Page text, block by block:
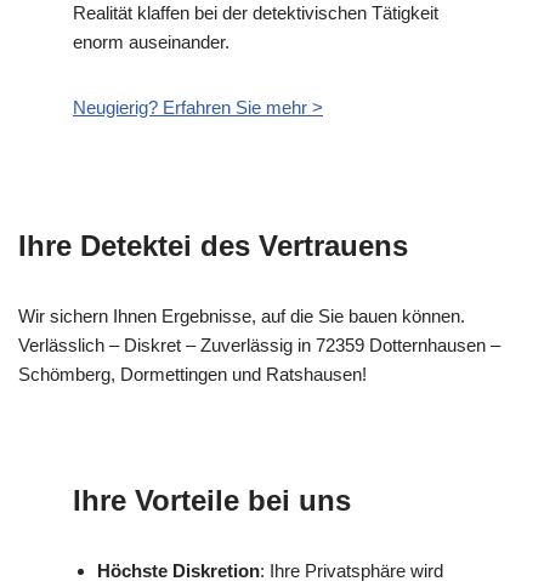
Realität klaffen bei der detektivischen Tätigkeit
enorm auseinander.
Neugierig? Erfahren Sie mehr >
Ihre Detektei des Vertrauens
Wir sichern Ihnen Ergebnisse, auf die Sie bauen können.
Verlässlich – Diskret – Zuverlässig in 72359 Dotternhausen –
Schömberg, Dormettingen und Ratshausen!
Ihre Vorteile bei uns
Höchste Diskretion: Ihre Privatsphäre wird